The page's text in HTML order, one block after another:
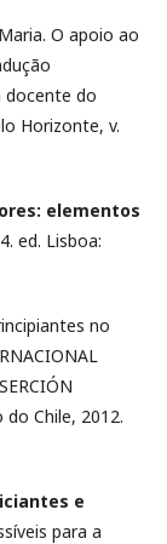
O apoio ao
docente do
Horizonte, v.
elementos
ed. Lisboa:
no
do Chile, 2012.
e
para a